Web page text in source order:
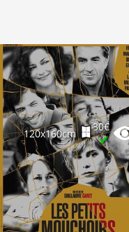
120x160cm
30€
✔